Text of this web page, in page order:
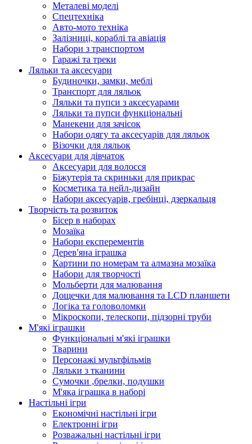
Металеві моделі
Спецтехніка
Авто-мото техніка
Залізниці, кораблі та авіація
Набори з транспортом
Гаражі та треки
Ляльки та аксесуари
Будиночки, замки, меблі
Транспорт для ляльок
Ляльки та пупси з аксесуарами
Ляльки та пупси функціональні
Манекени для зачісок
Набори одягу та аксесуарів для ляльок
Візочки для ляльок
Аксесуари для дівчаток
Аксесуари для волосся
Біжутерія та скриньки для прикрас
Косметика та нейл-дизайн
Набори аксесуарів, гребінці, дзеркальця
Творчість та розвиток
Бісер в наборах
Мозаїка
Набори експерементів
Дерев'яна іграшка
Картини по номерам та алмазна мозаїка
Набори для творчості
Мольберти для малювання
Дощечки для малювання та LCD планшети
Логіка та головоломки
Мікроскопи, телескопи, підзорні труби
М'які іграшки
Функціональні м'які іграшки
Тварини
Персонажі мультфільмів
Ляльки з тканини
Сумочки ,брелки, подушки
М'яка іграшка в наборі
Настільні ігри
Економічні настільні ігри
Електронні ігри
Розважальні настільні ігри